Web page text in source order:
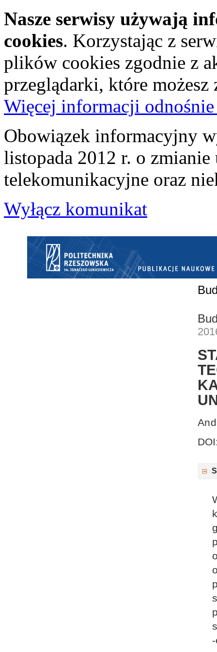
Nasze serwisy używają
cookies. Korzystając z
plików cookies zgodnie z
przeglądarki, które
Więcej informacji
Obowiązek informacyjny
listopada 2012 r. o zmianie
telekomunikacyjne oraz
Wyłącz komunikat